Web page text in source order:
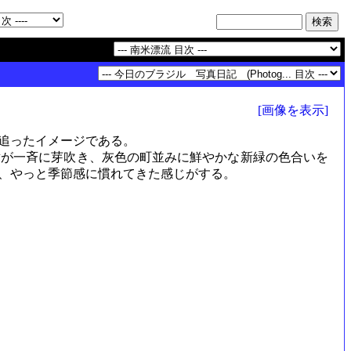
[画像を表示]
たイメージである。
一斉に芽吹き、灰色の町並みに鮮やかな新緑の色合いを
っと季節感に慣れてきた感じがする。